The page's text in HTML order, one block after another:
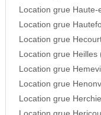
Location grue Haute-
Location grue
Location grue
Location grue Heilles
Location grue
Location grue
Location grue